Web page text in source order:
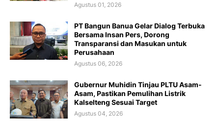
Agustus 01, 2026
PT Bangun Banua Gelar Dialog Terbuka
Bersama Insan Pers, Dorong
Transparansi dan Masukan untuk
Perusahaan
Agustus 06, 2026
Gubernur Muhidin Tinjau PLTU Asam-
Asam, Pastikan Pemulihan Listrik
Kalselteng Sesuai Target
Agustus 04, 2026